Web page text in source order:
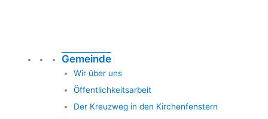
Gemeinde
Wir über uns
Öffentlichkeitsarbeit
Der Kreuzweg in den Kirchenfenstern